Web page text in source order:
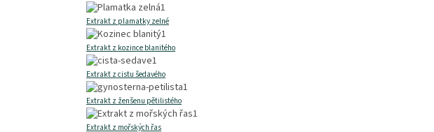
1
Extrakt z plamatky zelné
1
Extrakt z kozince blanitého
1
Extrakt z cistu šedavého
1
Extrakt z ženšenu pětilistého
1
Extrakt z mořských řas